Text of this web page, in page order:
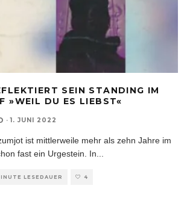
SEIN STANDING IM
»WEIL DU ES LIEBST«
· 1. JUNI 2022
ist mittlerweile mehr als zehn Jahre im
fast ein Urgestein. In
LESEDAUER 4